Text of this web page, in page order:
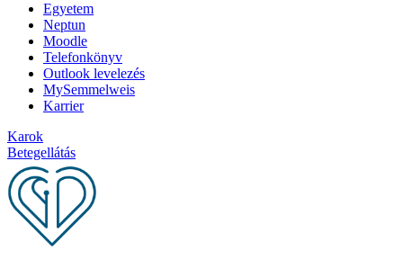
Egyetem
Neptun
Moodle
Telefonkönyv
Outlook levelezés
MySemmelweis
Karrier
Karok
Betegellátás